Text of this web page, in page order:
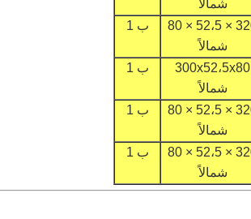
شمالاً
320 × 52،5 × 80
شمالاً
ب 1
300x52،5x80
شمالاً
ب 1
320 × 52،5 × 80
شمالاً
ب 1
320 × 52،5 × 80
شمالاً
ب 1